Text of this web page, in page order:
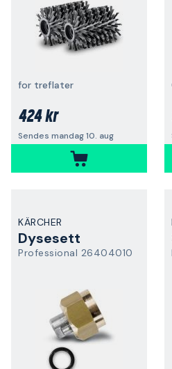
for treflater
424 kr
Sendes mandag 10. aug
KÄRCHER
Dysesett
Professional 26404010